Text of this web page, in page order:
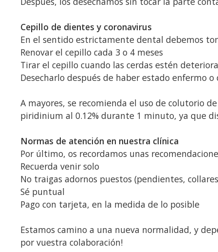
Cepillo de dientes y coronavirus
En el sentido estrictamente dental debemos
Renovar el cepillo cada 3 o 4 meses
Tirar el cepillo cuando las cerdas estén
Desecharlo después de haber estado enfermo o
A mayores, se recomienda el uso de colutorio
piridinium al 0.12% durante 1 minuto, ya que
Normas de atención en nuestra clínica
Por último, os recordamos unas
Recuerda venir solo
No traigas adornos puestos (pendientes,
Sé puntual
Pago con tarjeta, en la medida de lo posible
Estamos camino a una nueva normalidad, y
por vuestra colaboración!